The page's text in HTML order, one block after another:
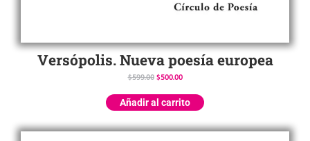
Versópolis. Nueva poesía europea
$599.00 $500.00
Añadir al carrito